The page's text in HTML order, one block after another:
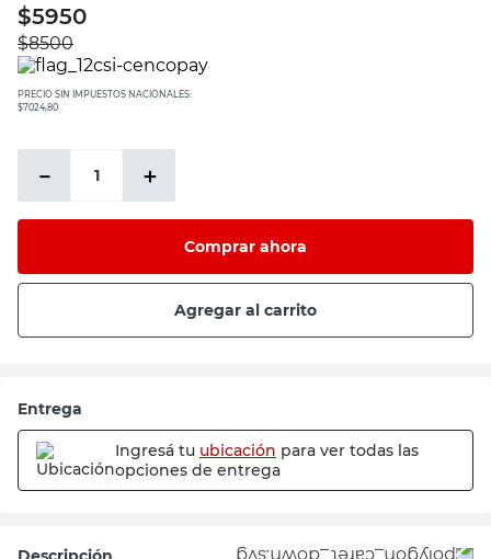
$5950
$8500
PRECIO SIN IMPUESTOS NACIONALES:
$7024,80
＋
－
Comprar ahora
Agregar al carrito
Entrega
Ingresá tu ubicación para ver todas las
opciones de entrega